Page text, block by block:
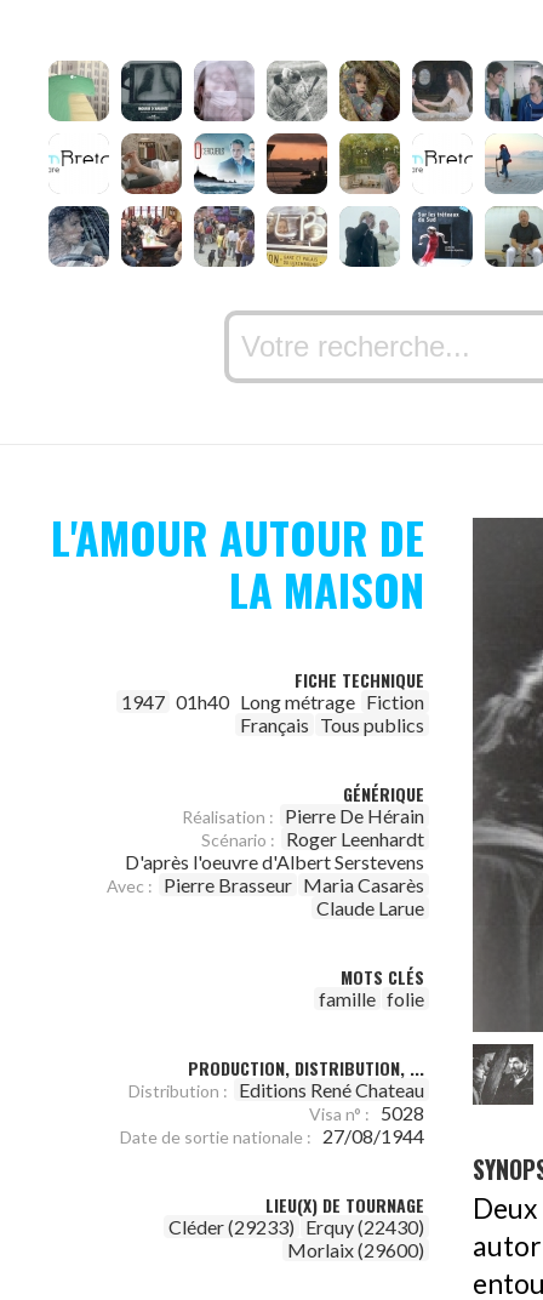
L'AMOUR AUTOUR DE
LA MAISON
FICHE TECHNIQUE
1947 01h40 Long métrage Fiction
Français Tous publics
GÉNÉRIQUE
Réalisation : Pierre De Hérain
Scénario :
Roger Leenhardt
D'après l'oeuvre d'Albert Serstevens
Avec : Pierre Brasseur Maria Casarès
Claude Larue
MOTS CLÉS
famille folie
PRODUCTION, DISTRIBUTION, ...
Distribution : Editions René Chateau
Visa n° : 5028
Date de sortie nationale : 27/08/1944
LIEU(X) DE TOURNAGE
Cléder (29233) Erquy (22430)
Morlaix (29600)